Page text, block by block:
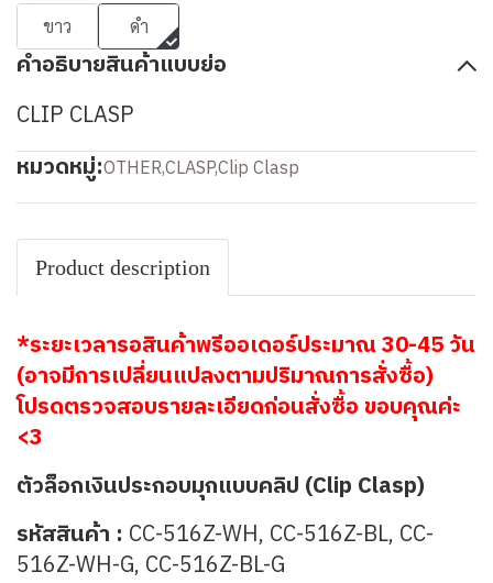
ขาว ดำ
คำอธิบายสินค้าแบบย่อ
CLIP CLASP
หมวดหมู่:OTHER,CLASP,Clip Clasp
Product description
*ระยะเวลารอสินค้าพรีออเดอร์ประมาณ 30-45 วัน
(อาจมีการเปลี่ยนแปลงตามปริมาณการสั่งซื้อ)
โปรดตรวจสอบรายละเอียดก่อนสั่งซื้อ ขอบคุณค่ะ
<3
ตัวล็อกเงินประกอบมุกแบบคลิป (Clip Clasp)
รหัสสินค้า : CC-516Z-WH, CC-516Z-BL, CC-
516Z-WH-G, CC-516Z-BL-G